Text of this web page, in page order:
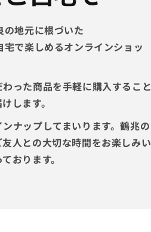
地元に根づいた
宅で楽しめるオンラインショッ
った商品を手軽に購入すること
します。
ナップしてまいります。鶴兆の
人との大切な時間をお楽しみい
おります。